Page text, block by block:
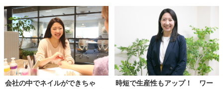
爽介さん】
会社の中でネイルができちゃ
時短で生産性もアップ！ ワー